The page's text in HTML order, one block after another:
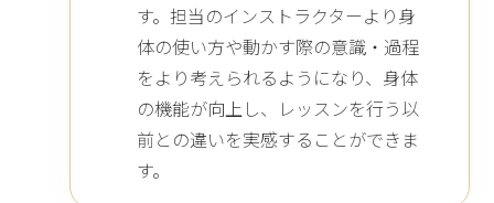
す。担当のインストラクターより身
体の使い方や動かす際の意識・過程
をより考えられるようになり、身体
の機能が向上し、レッスンを行う以
前との違いを実感することができま
す。